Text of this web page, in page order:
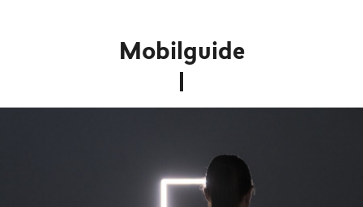
Mobilguide